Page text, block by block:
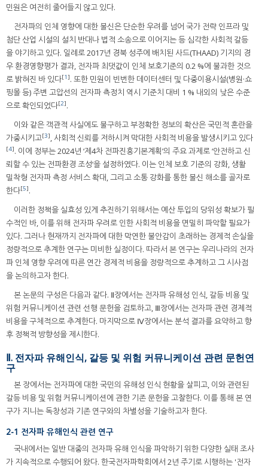
민원은 여전히 줄어들지 않고 있다.
전자파의 인체 영향에 대한 불신은 단순한 우려를 넘어 국가 전략 인프라 및
첨단 산업 시설의 설치 반대나 법적 소송으로 이어지는 등 심각한 사회적 갈등
을 야기하고 있다. 일례로 2017년 경북 성주에 배치된 사드(THAAD) 기지의 경
우 환경영향평가 결과, 전자파 최댓값이 인체 보호기준의 0.2 %에 불과한 것으
로 밝혀진 바 있다[1]. 또한 민원이 빈번한 데이터센터 및 다중이용시설(병원·쇼
핑몰 등) 주변 고압선의 전자파 측정치 역시 기준치 대비 1 % 내외의 낮은 수준
으로 확인되었다[2].
이와 같은 객관적 사실에도 불구하고 부정확한 정보의 확산은 국민적 혼란을
가중시키고[3], 사회적 신뢰를 저하시켜 막대한 사회적 비용을 발생시키고 있다
[4]. 이에 정부는 2024년 ‘제4차 전파진흥기본계획’의 주요 과제로 ‘안전하고 신
뢰할 수 있는 전파환경 조성’을 설정하였다. 이는 인체 보호 기준의 강화, 생활
밀착형 전자파 측정 서비스 확대, 그리고 소통 강화를 통한 불신 해소를 골자로
한다[5].
이러한 정책을 실효성 있게 추진하기 위해서는 예산 투입의 당위성 확보가 필
수적인 바, 이를 위해 전자파 우려로 인한 사회적 비용을 면밀히 파악할 필요가
있다. 그러나 현재까지 전자파에 대한 막연한 불안감이 초래하는 경제적 손실을
정량적으로 추계한 연구는 미비한 실정이다. 따라서 본 연구는 우리나라의 전자
파 인체 영향 우려에 따른 연간 경제적 비용을 정량적으로 추계하고 그 시사점
을 논의하고자 한다.
본 논문의 구성은 다음과 같다. Ⅱ장에서는 전자파 유해성 인식, 갈등 비용 및
위험 커뮤니케이션 관련 선행 문헌을 검토하고, Ⅲ장에서는 전자파 관련 경제적
비용을 구체적으로 추계한다. 마지막으로 Ⅳ장에서는 분석 결과를 요약하고 향
후 정책적 방향성을 제시한다.
Ⅱ. 전자파 유해인식, 갈등 및 위험 커뮤니케이션 관련 문헌연
구
본 장에서는 전자파에 대한 국민의 유해성 인식 현황을 살피고, 이와 관련된
갈등 비용 및 위험 커뮤니케이션에 관한 기존 문헌을 고찰한다. 이를 통해 본 연
구가 지니는 독창성과 기존 연구와의 차별성을 기술하고자 한다.
2-1 전자파 유해인식 관련 연구
국내에서는 일반 대중의 전자파 유해 인식을 파악하기 위한 다양한 실태 조사
가 지속적으로 수행되어 왔다. 한국전자파학회에서 2년 주기로 시행하는 '전자